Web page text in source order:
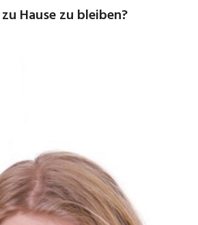
Hause zu bleiben?